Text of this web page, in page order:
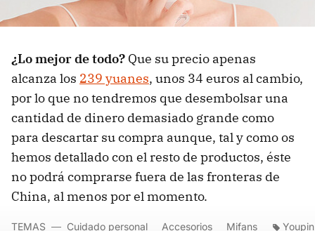
¿Lo mejor de todo? Que su precio apenas
alcanza los 239 yuanes, unos 34 euros al cambio,
por lo que no tendremos que desembolsar una
cantidad de dinero demasiado grande como
para descartar su compra aunque, tal y como os
hemos detallado con el resto de productos, éste
no podrá comprarse fuera de las fronteras de
China, al menos por el momento.
TEMAS Cuidado personal Accesorios Mifans Youpin